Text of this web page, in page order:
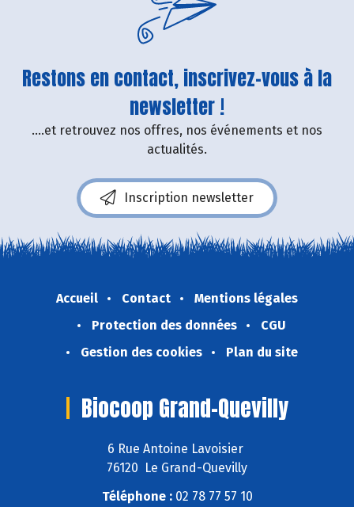
Restons en contact, inscrivez-vous à la
newsletter !
....et retrouvez nos offres, nos événements et nos
actualités.
Inscription newsletter
Accueil Contact
Mentions légales
Protection des données
CGU
Gestion des cookies
Plan du site
Biocoop Grand-Quevilly
6 Rue Antoine Lavoisier
76120 Le Grand-Quevilly
Téléphone :02 78 77 57 10